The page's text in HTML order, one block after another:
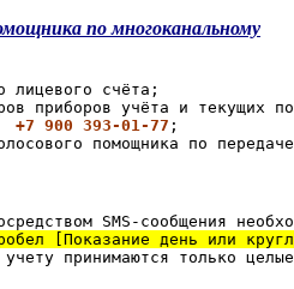
по многоканальному
лицевого счёта;
приборов учёта и текущих
+7 900 393-01-77 ;
помощника по
SMS-сообщения
[Показание день или
принимаются только